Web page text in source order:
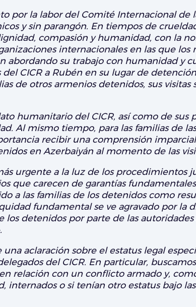
por la labor del Comité Internacional de
y sin parangón. En tiempos de
compasión y humanidad, con la
internacionales en las que
su trabajo con humanidad y
CICR a Rubén en su lugar de
de otros armenios detenidos, sus
humanitario del CICR, así como de sus
Al mismo tiempo, para las familias de
recibir una comprensión
en Azerbaiyán al momento de las
urgente a la luz de los procedimientos
que carecen de garantías
a las familias de los detenidos como
fundamental se ve agravado por la
los detenidos por parte de las
aclaración sobre el estatus legal
del CICR. En particular,
relación con un conflicto armado y,
internados o si tenían otro estatus bajo